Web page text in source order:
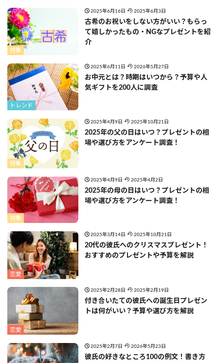
特集
2025年6月16日 2025年6月3日
古希のお祝いをしない方がいい？もらっ
て嬉しかったもの・NGなプレゼントを紹
介
トレンド
2025年6月11日 2026年5月27日
お中元とは？時期はいつから？予算や人
気ギフトを200人に調査
特集
2025年4月9日 2025年10月21日
2025年の父の日はいつ？プレゼントの相
場や選び方をアンケート調査！
特集
2025年4月9日 2025年4月2日
2025年の母の日はいつ？プレゼントの相
場や選び方をアンケート調査！
恋愛
2025年3月14日 2025年10月21日
20代の彼氏へのクリスマスプレゼント！
おすすめのプレゼントや予算を解説
恋愛
2025年2月28日 2025年2月19日
付き合いたての彼氏への誕生日プレゼン
トは何がいい？予算や選び方を解説
2025年2月7日 2026年5月23日
彼氏の好きなところ100の例文！書き方